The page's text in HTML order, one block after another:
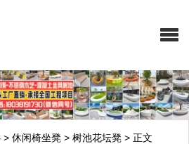
> 休闲椅坐凳 > 树池花坛凳 > 正文